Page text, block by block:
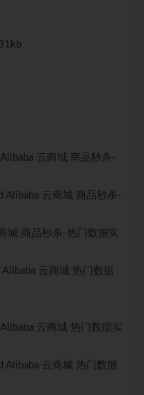
云商城 商品秒杀-
Alibaba 云商城 商品秒杀-
城 商品秒杀-热门数据实
云商城 热门数据
云商城 热门数据实
Alibaba 云商城 热门数据